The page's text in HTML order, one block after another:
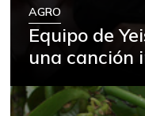
AGRO
Equipo de
una canción